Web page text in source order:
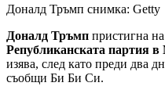
Доналд Тръмп снимка: Getty
Доналд Тръмп пристигна на
Републиканската партия
изява, след като преди два
съобщи Би Би Си.